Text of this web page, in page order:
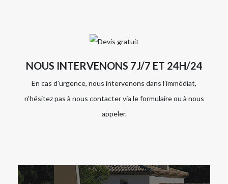
NOUS INTERVENONS 7J/7 ET 24H/24
En cas d’urgence, nous intervenons dans l’immédiat,
n’hésitez pas à nous contacter via le formulaire ou à nous
appeler.